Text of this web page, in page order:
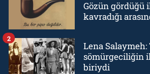
Gözün gördüğü
kavradığı
Lena
sömürgeciliğin
biriydi
2